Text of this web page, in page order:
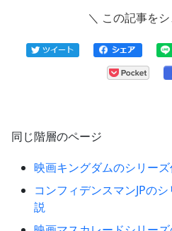
＼ この記事を
同じ階層のページ
映画キングダムのシリー
コンフィデンスマンJPの
説